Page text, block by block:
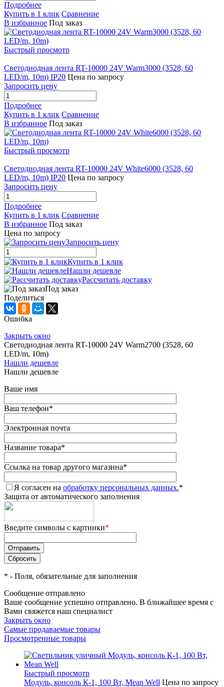
Подробнее
Купить в 1 клик Сравнение
В избранное Под заказ
Быстрый просмотр
Светодиодная лента RT-10000 24V Warm3000 (3528, 60
LED/m, 10m) IP20 Цена по запросу
Запросить цену
Подробнее
Купить в 1 клик Сравнение
В избранное Под заказ
Быстрый просмотр
Светодиодная лента RT-10000 24V White6000 (3528, 60
LED/m, 10m) IP20 Цена по запросу
Запросить цену
Подробнее
Купить в 1 клик Сравнение
В избранное Под заказ
Цена по запросу
Запросить цену
Купить в 1 клик
Нашли дешевле
Рассчитать доставку
Под заказ
Поделиться
Ошибка
Закрыть окно
Светодиодная лента RT-10000 24V Warm2700 (3528, 60
LED/m, 10m)
Нашли дешевле
Нашли дешевле
Ваше имя
Ваш телефон*
Электронная почта
Название товара*
Ссылка на товар другого магазина*
Я согласен на обработку персональных данных.*
Защита от автоматического заполнения
Введите символы с картинки*
* - Поля, обязательные для заполнения
Сообщение отправлено
Ваше сообщение успешно отправлено. В ближайшее время с
Вами свяжется наш специалист
Закрыть окно
Самые продаваемые товары
Просмотренные товары
Быстрый просмотр
Модуль, консоль К-1, 100 Вт, Mean Well Цена по запросу